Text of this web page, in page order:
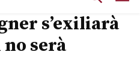
s’exiliarà
serà